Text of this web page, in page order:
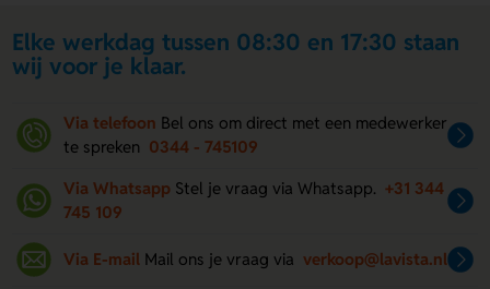
Elke werkdag tussen 08:30 en 17:30 staan
wij voor je klaar.
Via telefoon Bel ons om direct met een medewerker
te spreken 0344 - 745109
Via Whatsapp Stel je vraag via Whatsapp. +31 344
745 109
Via E-mail Mail ons je vraag via verkoop@lavista.nl